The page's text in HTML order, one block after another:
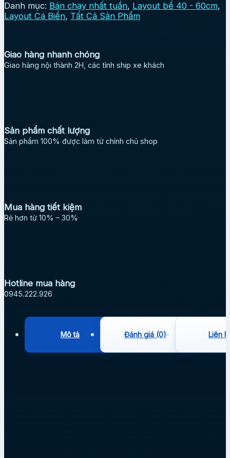
Danh mục: Bán chạy nhất tuần, Layout bể 40 - 60cm,
Layout Cá Biển, Tất Cả Sản Phẩm
Giao hàng nhanh chóng
Giao hàng nội thành 2H, các tỉnh ship xe khách
Sản phẩm chất lượng
Sản phẩm 100% được làm từ chính chủ shop
Mua hàng tiết kiệm
Rẻ hơn từ 10% – 30%
Hotline mua hàng
0945.222.926
Mô tả Đánh giá (0) Liên